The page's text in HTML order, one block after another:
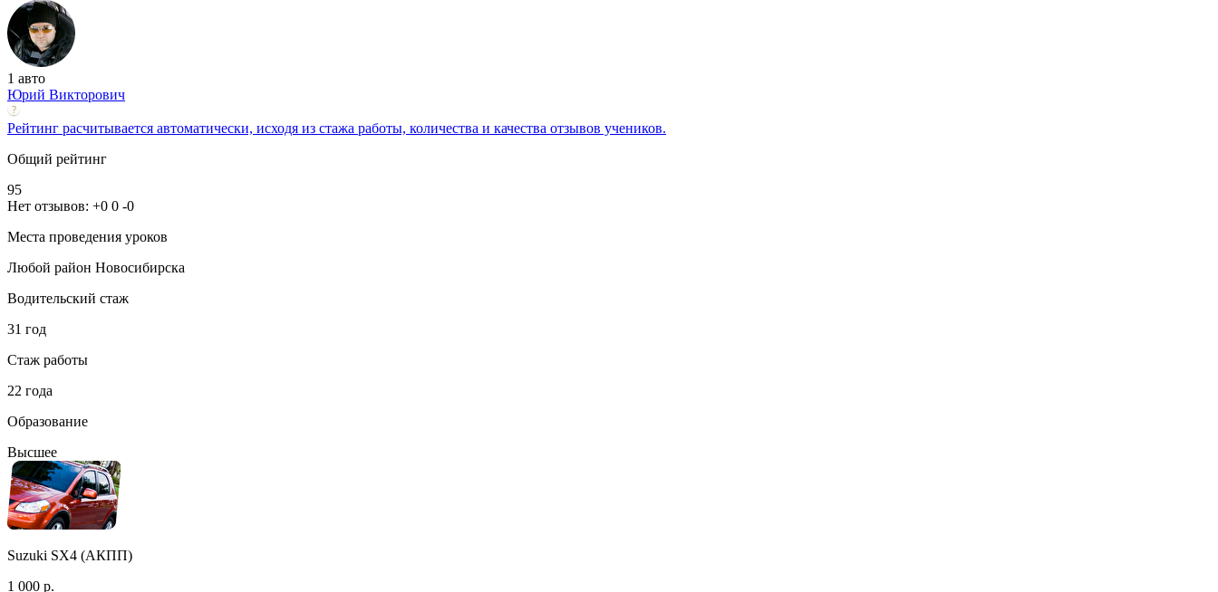
1 авто
Юрий Викторович
Рейтинг расчитывается автоматически, исходя из стажа работы, количества и качества отзывов учеников.
Общий рейтинг
95
Нет отзывов: +0 0 -0
Места проведения уроков
Любой район Новосибирска
Водительский стаж
31 год
Стаж работы
22 года
Образование
Высшее
Suzuki SX4 (АКПП)
1 000 р.